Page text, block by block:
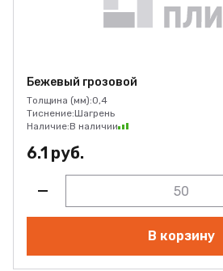
Бежевый грозовой
Толщина (мм):0,4
Тиснение:Шагрень
Наличие:В наличии
6.1 руб.
В корзину